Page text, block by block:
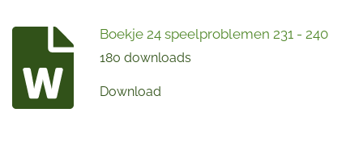
Boekje 24 speelproblemen 231 - 240
180 downloads
Download